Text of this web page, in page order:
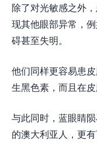
除了对光敏感之外
现其他眼部异常，
碍甚至失明。
他们同样更容易患
生黑色素，而且在
与此同时，蓝眼睛
的澳大利亚人，更